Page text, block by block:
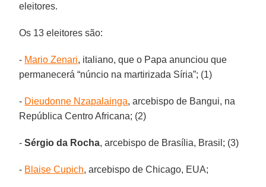
eleitores.
Os 13 eleitores são:
- Mario Zenari, italiano, que o Papa anunciou que
permanecerá “núncio na martirizada Síria”; (1)
- Dieudonne Nzapalainga, arcebispo de Bangui, na
República Centro Africana; (2)
-Sérgio da Rocha, arcebispo de Brasília, Brasil; (3)
- Blaise Cupich, arcebispo de Chicago, EUA;